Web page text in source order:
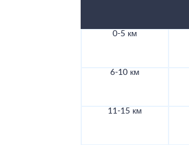
0-5 км
6-10 км
11-15 км